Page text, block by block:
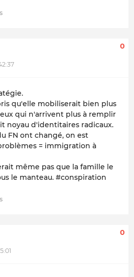
0
qu'elle mobiliserait bien plus
qui n'arrivent plus à remplir
noyau d'identitaires radicaux.
FN ont changé, on est
= immigration à
même pas que la famille le
le manteau. #conspiration
0